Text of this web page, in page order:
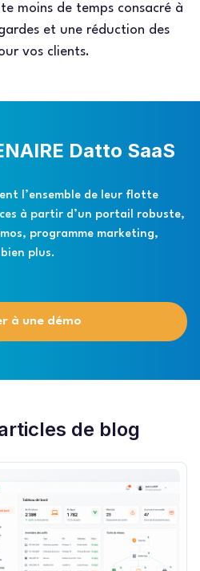
moins de temps consacré à
et une réduction des
vos clients.
Datto SaaS
l’ensemble de leur flotte
à partir d’un portail robuste,
programme marketing,
plus.
à une démo
de blog